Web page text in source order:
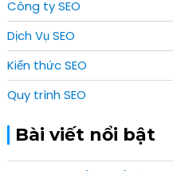
Công ty SEO
Dịch Vụ SEO
Kiến thức SEO
Quy trình SEO
Bài viết nổi bật